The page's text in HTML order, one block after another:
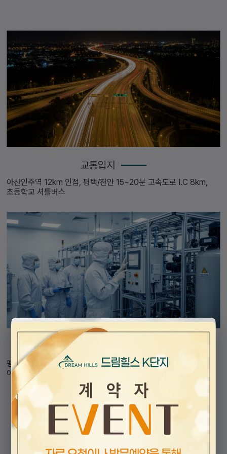
교통입지
아산인주역 12km 인접, 평택/천안 15~20분 고속도로 I.C 8km,
초등학교 셔틀버스
평택 삼성반도체, 아산테크노벨리, 아산 현대자동차,천안 삼성SDI,
아산 삼성디스플레이 등